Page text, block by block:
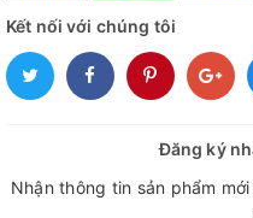
Kết nối với chúng tôi
Đăng ký
Nhận thông tin sản phẩm